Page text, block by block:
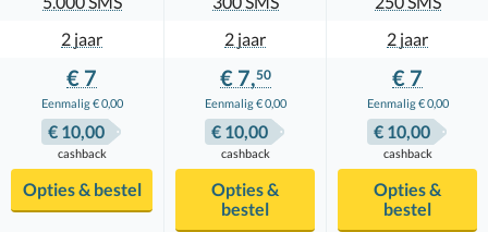
2 jaar
2 jaar 2 jaar
€ 7
Eenmalig € 0,00
€ 10,00
Opties & bestel
€ 7,50
Eenmalig € 0,00
€ 10,00
Opties &
bestel
€ 7
Eenmalig € 0,00
€ 10,00
Opties &
bestel